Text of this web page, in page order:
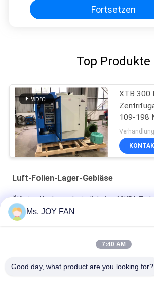
Fortsetzen
Top Produkte
XTB 300
109-198
Luft-Folien-Lager-Gebläse
Ölfreies Hochgeschwindigkeits-60KPA
Gebläse Plc
Zentrifugalbläser mit Luft-
Zentrifugalbläser mit 700 PS-Luft-Turbo-
Ms. JOY FAN
7:40 AM
Good day, what product are you looking for?